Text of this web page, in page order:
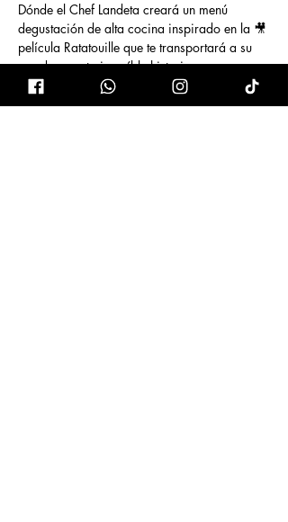
Dónde el Chef Landeta creará un menú
degustación de alta cocina inspirado en la 🎥
película Ratatouille que te transportará a su
mundo en esta increíble historia
cinematográfica.